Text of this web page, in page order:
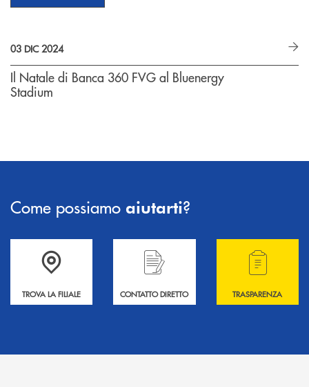
03 DIC 2024
Il Natale di Banca 360 FVG al Bluenergy
Stadium
Come possiamo aiutarti?
Accedi all' elenco completo delle filiali .
TROVA LA FILIALE
Hai bisogno di informazioni? Contattaci !
CONTATTO DIRETTO
Hai bisogno di
TRASPARENZA